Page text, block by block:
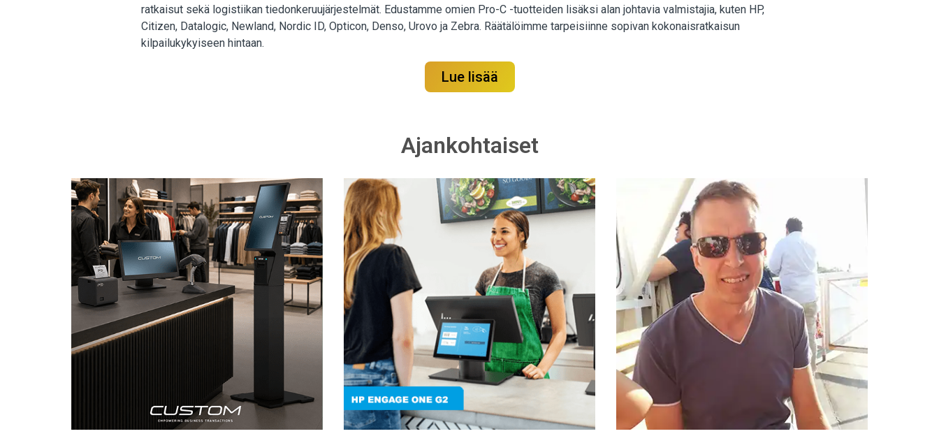
ratkaisut sekä logistiikan tiedonkeruujärjestelmät. Edustamme omien Pro-C -tuotteiden lisäksi alan johtavia valmistajia, kuten HP,
Citizen, Datalogic, Newland, Nordic ID, Opticon, Denso, Urovo ja Zebra. Räätälöimme tarpeisiinne sopivan kokonaisratkaisun
kilpailukykyiseen hintaan.
Lue lisää
Ajankohtaiset